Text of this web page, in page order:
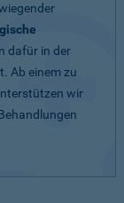
dafür in der
Ab einem zu
wir